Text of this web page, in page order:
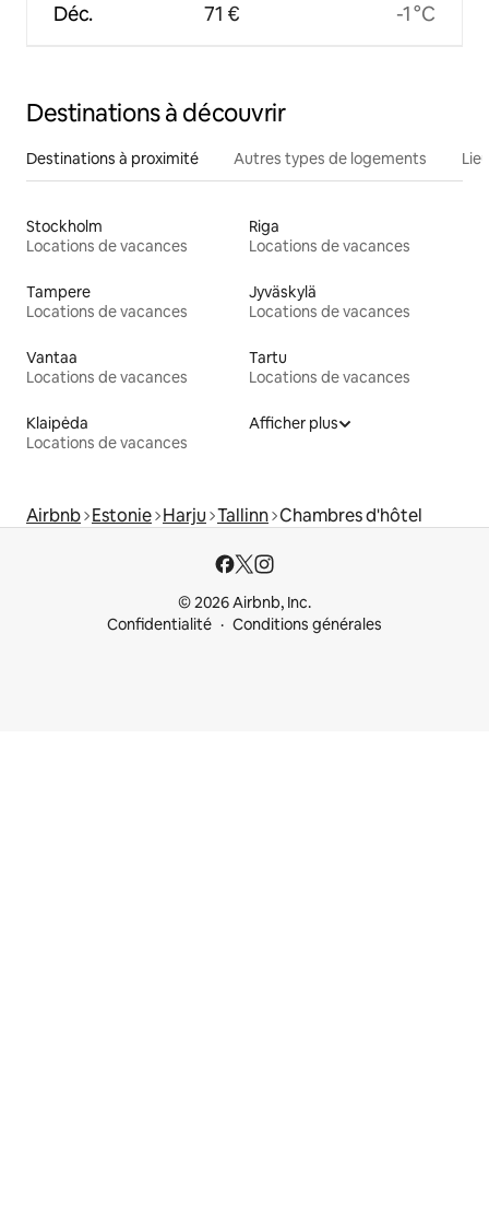
Déc. 71 € -1 °C
Destinations à découvrir
Destinations à proximité Autres types de logements
Stockholm
Locations de vacances
Riga
Locations de vacances
Tampere
Locations de vacances
Jyväskylä
Locations de vacances
Vantaa
Locations de vacances
Tartu
Locations de vacances
Klaipėda
Locations de vacances
Afficher plus
Airbnb Estonie Harju Tallinn Chambres d'hôtel
© 2026 Airbnb, Inc.
Confidentialité
Conditions générales